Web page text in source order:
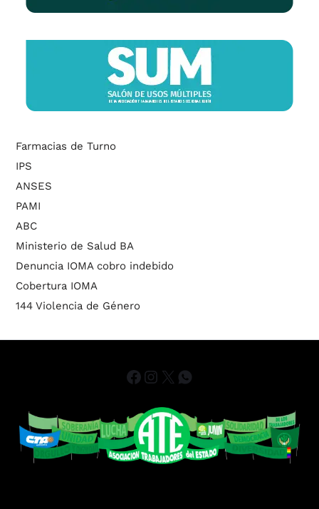
Farmacias de Turno
IPS
ANSES
PAMI
ABC
Ministerio de Salud BA
Denuncia IOMA cobro indebido
Cobertura IOMA
144 Violencia de Género